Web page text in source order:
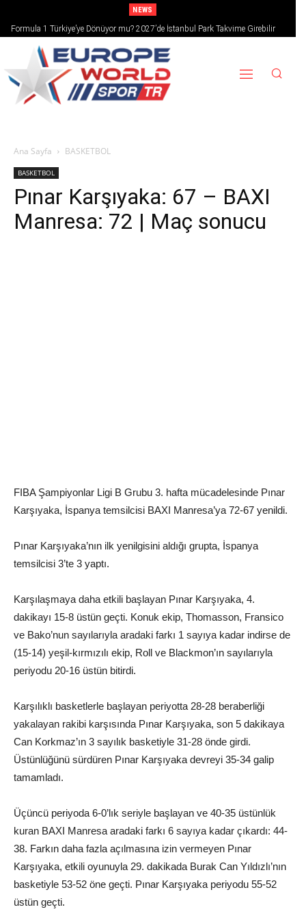
NEWS
Formula 1 Türkiye’ye Dönüyor mu? 2027’de İstanbul Park Takvime Girebilir
Ana Sayfa BASKETBOL
BASKETBOL
Pınar Karşıyaka: 67 – BAXI
Manresa: 72 | Maç sonucu
FIBA Şampiyonlar Ligi B Grubu 3. hafta mücadelesinde Pınar
Karşıyaka, İspanya temsilcisi BAXI Manresa’ya 72-67 yenildi.
Pınar Karşıyaka’nın ilk yenilgisini aldığı grupta, İspanya
temsilcisi 3’te 3 yaptı.
Karşılaşmaya daha etkili başlayan Pınar Karşıyaka, 4.
dakikayı 15-8 üstün geçti. Konuk ekip, Thomasson, Fransico
ve Bako’nun sayılarıyla aradaki farkı 1 sayıya kadar indirse de
(15-14) yeşil-kırmızılı ekip, Roll ve Blackmon’ın sayılarıyla
periyodu 20-16 üstün bitirdi.
Karşılıklı basketlerle başlayan periyotta 28-28 beraberliği
yakalayan rakibi karşısında Pınar Karşıyaka, son 5 dakikaya
Can Korkmaz’ın 3 sayılık basketiyle 31-28 önde girdi.
Üstünlüğünü sürdüren Pınar Karşıyaka devreyi 35-34 galip
tamamladı.
Üçüncü periyoda 6-0’lık seriyle başlayan ve 40-35 üstünlük
kuran BAXI Manresa aradaki farkı 6 sayıya kadar çıkardı: 44-
38. Farkın daha fazla açılmasına izin vermeyen Pınar
Karşıyaka, etkili oyunuyla 29. dakikada Burak Can Yıldızlı’nın
basketiyle 53-52 öne geçti. Pınar Karşıyaka periyodu 55-52
üstün geçti.